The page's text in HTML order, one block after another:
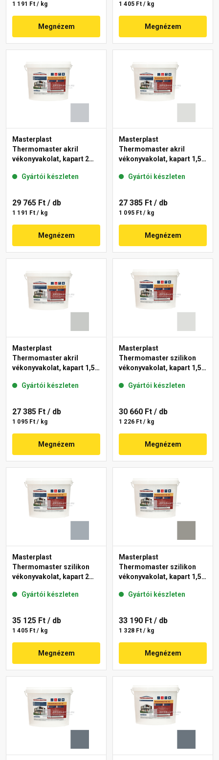
1 191 Ft / kg
Megnézem
1 405 Ft / kg
Megnézem
Masterplast
Thermomaster akril
vékonyvakolat, kapart 2
Gyártói készleten
29 765 Ft / db
1 191 Ft / kg
Megnézem
Masterplast
Thermomaster akril
vékonyvakolat, kapart 1,5
Gyártói készleten
27 385 Ft / db
1 095 Ft / kg
Megnézem
Masterplast
Thermomaster akril
vékonyvakolat, kapart 1,5
Gyártói készleten
27 385 Ft / db
1 095 Ft / kg
Megnézem
Masterplast
Thermomaster szilikon
vékonyvakolat, kapart 1,5
Gyártói készleten
30 660 Ft / db
1 226 Ft / kg
Megnézem
Masterplast
Thermomaster szilikon
vékonyvakolat, kapart 2
Gyártói készleten
35 125 Ft / db
1 405 Ft / kg
Megnézem
Masterplast
Thermomaster szilikon
vékonyvakolat, kapart 1,5
Gyártói készleten
33 190 Ft / db
1 328 Ft / kg
Megnézem